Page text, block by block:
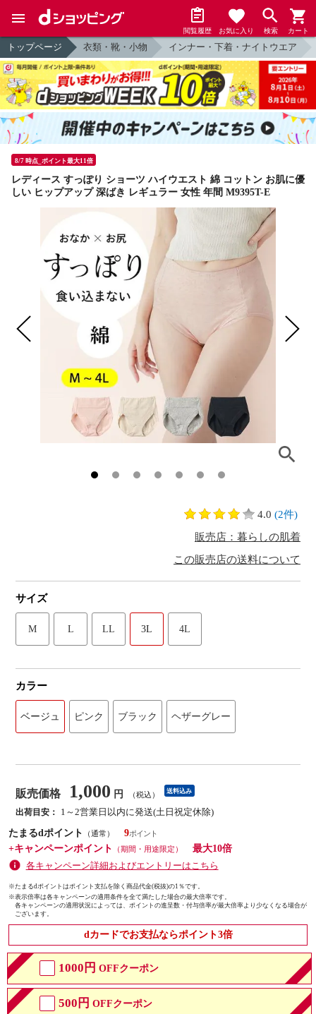
閲覧履歴 お気に入り 検索 カート
トップページ 衣類・靴・小物 インナー・下着・ナイトウエア
8/7 時点_ポイント最大11倍
レディース すっぽり ショーツ ハイウエスト 綿 コットン お肌に優
しい ヒップアップ 深ばき レギュラー 女性 年間 M9395T-E
4.0 (2件)
販売店：暮らしの肌着
この販売店の送料について
サイズ
M L LL 3L 4L
カラー
ベージュ ピンク ブラック ヘザーグレー
販売価格 1,000 円 （税込） 送料込み
出荷目安：
1～2営業日以内に発送(土日祝定休除)
たまるdポイント
（通常）
9
+キャンペーンポイント
（期間・用途限定）
最大10倍
各キャンペーン詳細およびエントリーはこちら
※たまるdポイントはポイント支払を除く商品代金(税抜)の1％です。
※表示倍率は各キャンペーンの適用条件を全て満たした場合の最大倍率です。
各キャンペーンの適用状況によっては、ポイントの進呈数・付与倍率が最大倍率より少なくなる場合が
ございます。
dカードでお支払ならポイント3倍
1000円 OFFクーポン
500円 OFFクーポン